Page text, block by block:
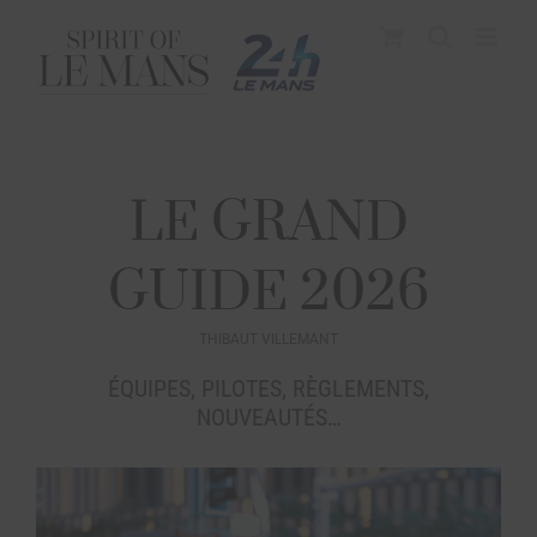
LE GRAND
GUIDE 2026